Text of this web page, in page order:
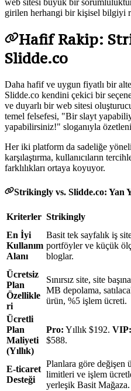
web sitesi büyük bir
girilen herhangi bir kişisel bilgiyi
Hafif Rakip:
Slidde.co
Daha hafif ve uygun fiyatlı bir
Slidde.co kendini çekici bir
ve duyarlı bir web sitesi
temel felsefesi, "Bir slayt
yapabilirsiniz!" sloganıyla
Her iki platform da sadeliğe
karşılaştırma, kullanıcıların
farklılıkları ortaya koyuyor.
Strikingly vs. Slidde.co: Yan
Kriterler Strikingly
En İyi
Kullanım
Alanı
Basit tek sayfalık iş
portföyler ve küçük
bloglar.
Ücretsiz
Plan
Özellikle
ri
Sınırsız site, site
MB depolama,
ürün, %5 işlem ücreti.
Ücretli
Plan
Maliyeti
(Yıllık)
Pro: Yıllık $192. VIP:
$588.
E-ticaret
Desteği
Planlara göre değişen
limitleri ve işlem
yerleşik Basit Mağaza.